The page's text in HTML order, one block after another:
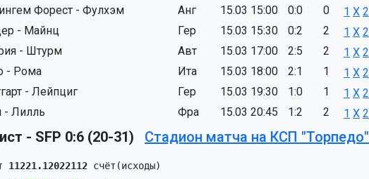
Форест - Фулхэм Анг 15.03 15:00 0:0 0 1 X 2
- Майнц Гер 15.03 15:30 0:2 2 1 X 2
- Штурм Авт 15.03 17:00 2:5 2 1 X 2
- Рома Ита 15.03 18:00 2:1 1 1 X 2
- Лейпциг Гер 15.03 19:30 1:0 1 1 X 2
- Лилль Фра 15.03 20:45 1:2 2 1 X 2
- SFP 0:6 (20-31) Стадион матча на КСП "Торпедо"
11221.12022112 счёт(исходы)